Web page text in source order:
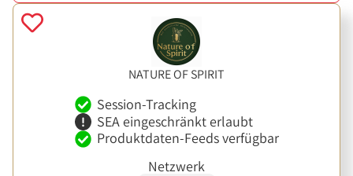
NATURE OF SPIRIT
Session-Tracking
SEA eingeschränkt erlaubt
Produktdaten-Feeds verfügbar
Netzwerk